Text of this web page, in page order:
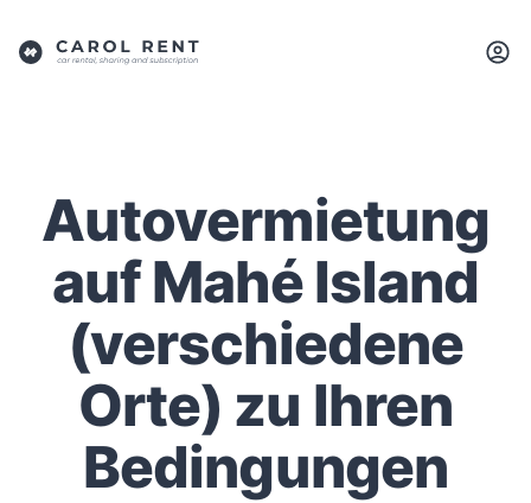
Autovermietung
auf Mahé Island
(verschiedene
Orte) zu Ihren
Bedingungen